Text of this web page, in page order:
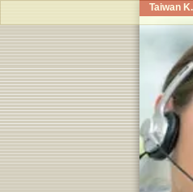
Taiwan